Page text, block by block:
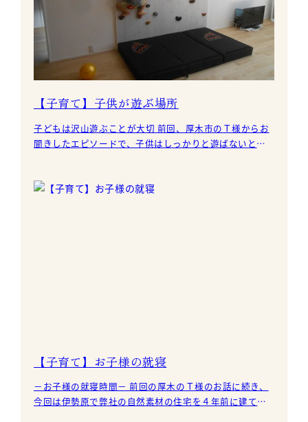
【子育て】子供が遊ぶ場所
子どもは沢山遊ぶことが大切 前回、厚木市のＴ様からお
聞きしたエピソードで、子供はしっかりと遊ばないとい
【子育て】お子様の就寝
－お子様の就寝時間－ 前回の厚木のＴ様のお話に続き、
今回は伊勢原で弊社の自然素材の住宅を４年前に建てら